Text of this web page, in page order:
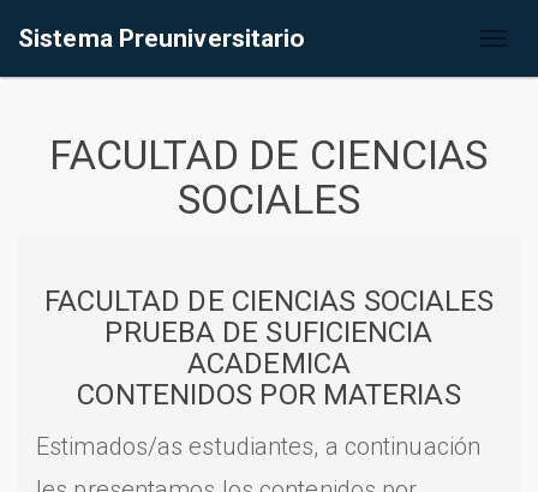
Sistema Preuniversitario
FACULTAD DE CIENCIAS
SOCIALES
FACULTAD DE CIENCIAS SOCIALES
PRUEBA DE SUFICIENCIA
ACADEMICA
CONTENIDOS POR MATERIAS
Estimados/as estudiantes, a continuación